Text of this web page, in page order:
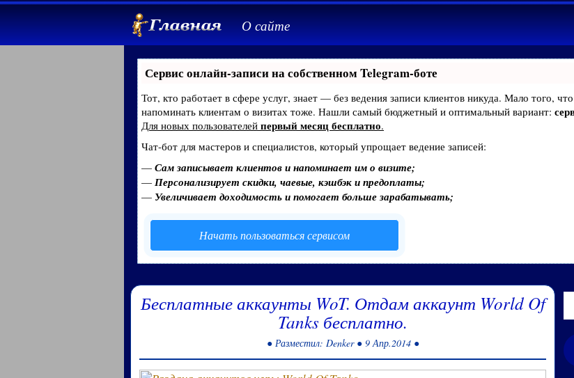
О сайте
Сервис онлайн-записи на собственном Telegram-боте
Тот, кто работает в сфере услуг, знает — без ведения записи клиентов никуда. Мало того,
напоминать клиентам о визитах тоже. Нашли самый бюджетный и оптимальный вариант:
Для новых пользователей первый месяц бесплатно.
Чат-бот для мастеров и специалистов, который упрощает ведение записей:
— Сам записывает клиентов и напоминает им о визите;
— Персонализирует скидки, чаевые, кэшбэк и предоплаты;
— Увеличивает доходимость и помогает больше зарабатывать;
Начать пользоваться сервисом
Бесплатные аккаунты WoT. Отдам аккаунт World Of
Tanks бесплатно.
● Разместил: Denker ● 9 Апр.2014 ●